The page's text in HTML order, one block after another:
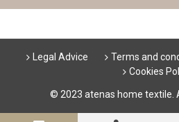
Legal Advice Terms and
Cookies
© 2023 atenas home textile.